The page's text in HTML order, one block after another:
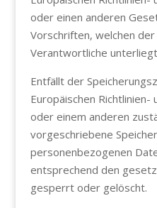
oder einen anderen
Vorschriften, welchen
Verantwortliche
Entfällt der
Europäischen
oder einem anderen
vorgeschriebene
personenbezogenen
entsprechend den
gesperrt oder gelöscht.